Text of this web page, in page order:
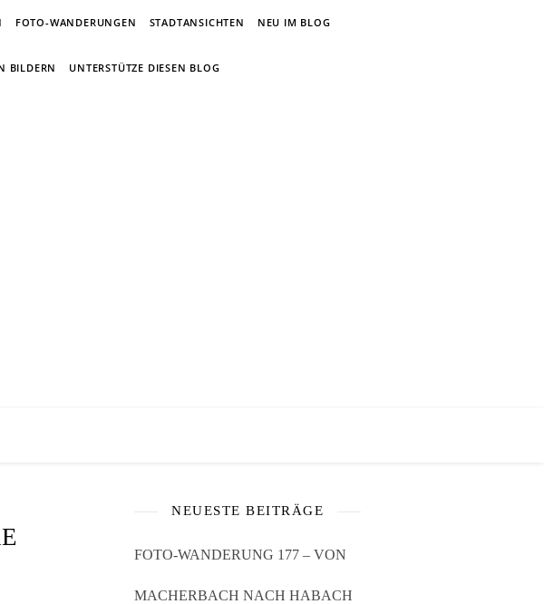
FOTO-WANDERUNGEN STADTANSICHTEN NEU IM BLOG
BILDERN UNTERSTÜTZE DIESEN BLOG
NEUESTE BEITRÄGE
FOTO-WANDERUNG 177 – VON
MACHERBACH NACH HABACH